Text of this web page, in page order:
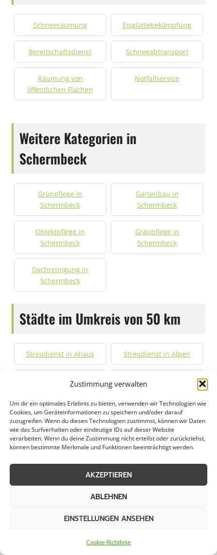
Zustimmung verwalten
Um dir ein optimales Erlebnis zu bieten, verwenden wir Technologien wie
Cookies, um Geräteinformationen zu speichern und/oder darauf
zuzugreifen. Wenn du diesen Technologien zustimmst, können wir Daten
wie das Surfverhalten oder eindeutige IDs auf dieser Website
verarbeiten. Wenn du deine Zustimmung nicht erteilst oder zurückziehst,
können bestimmte Merkmale und Funktionen beeinträchtigt werden.
AKZEPTIEREN
ABLEHNEN
EINSTELLUNGEN ANSEHEN
Cookie-Richtlinie
Schneeräumung Eisglättebekämpfung
Bereitschaftsdienst Schneeabtransport
Räumung von
öffentlichen Flächen
Notfallservice
Weitere Kategorien in
Schermbeck
Grünpflege in
Schermbeck
Gartenbau in
Schermbeck
Objektpflege in
Schermbeck
Graupflege in
Schermbeck
Dachreinigung in
Schermbeck
Städte im Umkreis von 50 km
Streudienst in Ahaus Streudienst in Alpen
Streudienst in Bocholt Streudienst in Bochum
Streudienst in Bochum-
Hordel
Streudienst in Borken
Streudienst in Bottrop
Streudienst in Castrop-